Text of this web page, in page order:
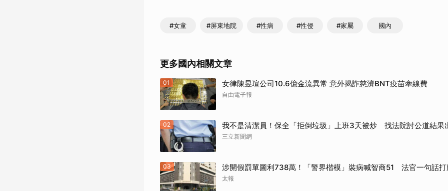
#女童 #屏東地院 #性病 #性侵 #家屬 國內
更多國內相關文章
01 女律陳昱瑄公司10.6億金流異常 意外揭詐慈濟BNT疫苗牽線費
自由電子報
02 我不是清潔員！保全「拒倒垃圾」上班3天被炒 找法院討公道結果
三立新聞網
03 涉開假罰單圖利738萬！「警界楷模」裝病喊智商51 法官一句話打
太報